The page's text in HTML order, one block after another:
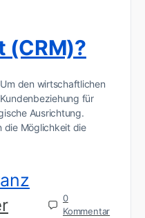
(CRM)?
den wirtschaftlichen
für
Ausrichtung.
die Möglichkeit die
0
Kommentar